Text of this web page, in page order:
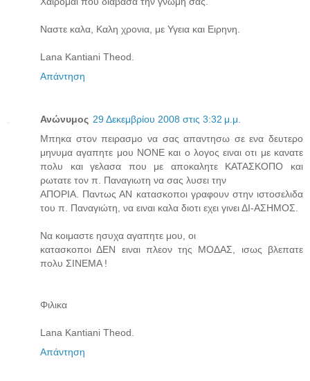
Ναστε καλα, Καλη χρονια, με Υγεια και Ειρηνη.
Lana Kantiani Theod.
Απάντηση
Ανώνυμος 29 Δεκεμβρίου 2008 στις 3:32 μ.μ.
Μπηκα στον πειρασμο να σας απαντησω σε ενα δευτερο
μηνυμα αγαπητε μου NONE και ο λογος ειναι οτι με κανατε
πολυ και γελασα που με αποκαλητε ΚΑΤΑΣΚΟΠΟ και
ρωτατε τον π. Παναγιωτη να σας λυσει την
ΑΠΟΡΙΑ. Παντως ΑΝ κατασκοποι γραφουν στην ιστοσελιδα
του π. Παναγιώτη, να ειναι καλα διοτι εχει γινει ΔΙ-ΑΣΗΜΟΣ.
Να κοιμαστε ησυχα αγαπητε μου, οι
κατασκοποι ΔΕΝ ειναι πλεον της ΜΟΔΑΣ, ισως βλεπατε
πολυ ΣΙΝΕΜΑ !
Φιλικα
Lana Kantiani Theod.
Απάντηση